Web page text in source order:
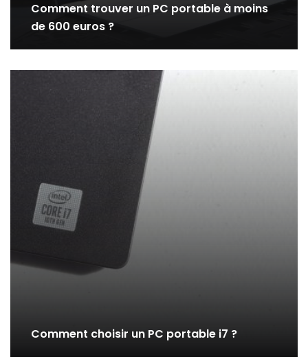
Comment trouver un PC portable à moins
de 600 euros ?
Comment choisir un PC portable i7 ?